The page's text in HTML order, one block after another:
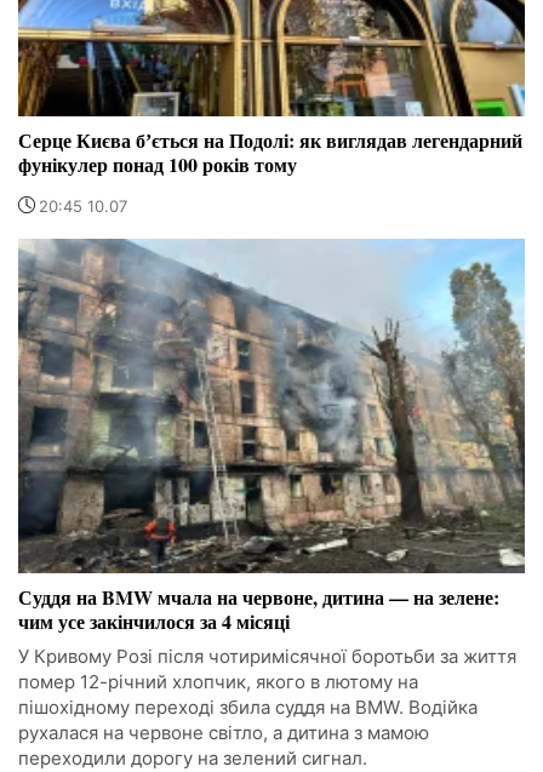
Серце Києва бʼється на Подолі: як виглядав легендарний
фунікулер понад 100 років тому
20:45 10.07
Суддя на BMW мчала на червоне, дитина — на зелене:
чим усе закінчилося за 4 місяці
У Кривому Розі після чотиримісячної боротьби за життя
помер 12-річний хлопчик, якого в лютому на
пішохідному переході збила суддя на BMW. Водійка
рухалася на червоне світло, а дитина з мамою
переходили дорогу на зелений сигнал.